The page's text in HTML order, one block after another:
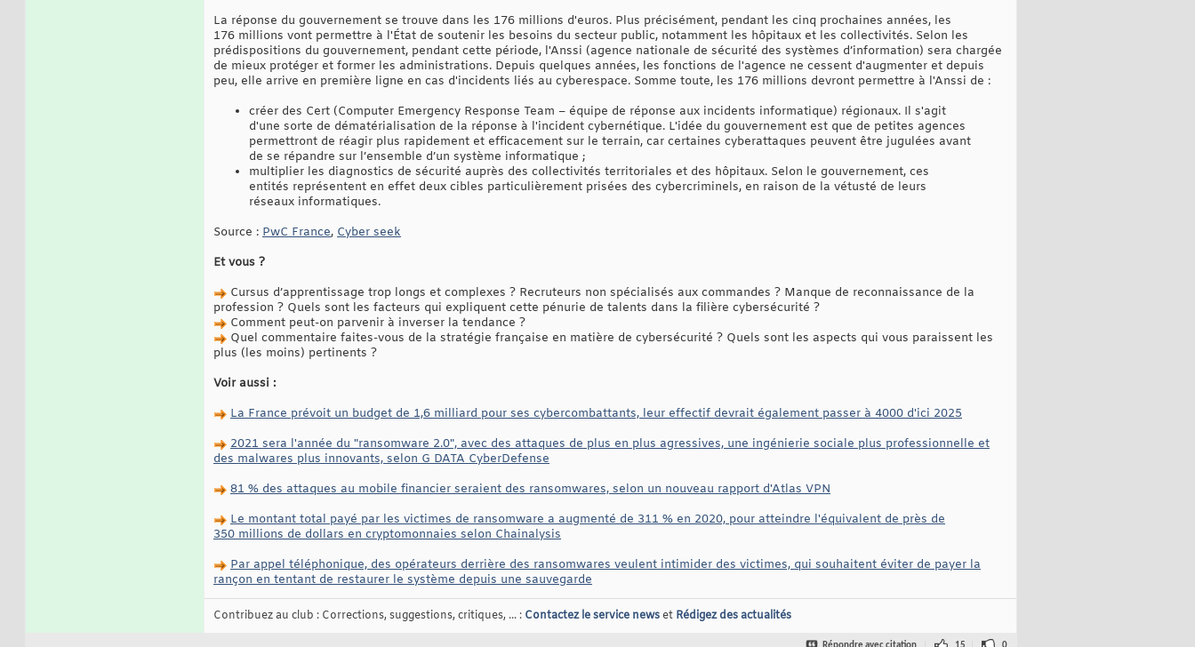
La réponse du gouvernement se trouve dans les 176 millions d'euros. Plus précisément, pendant les cinq prochaines années, les
176 millions vont permettre à l'État de soutenir les besoins du secteur public, notamment les hôpitaux et les collectivités. Selon les
prédispositions du gouvernement, pendant cette période, l'Anssi (agence nationale de sécurité des systèmes d’information) sera chargée
de mieux protéger et former les administrations. Depuis quelques années, les fonctions de l'agence ne cessent d'augmenter et depuis
peu, elle arrive en première ligne en cas d'incidents liés au cyberespace. Somme toute, les 176 millions devront permettre à l'Anssi de :
créer des Cert (Computer Emergency Response Team – équipe de réponse aux incidents informatique) régionaux. Il s'agit
d'une sorte de dématérialisation de la réponse à l'incident cybernétique. L'idée du gouvernement est que de petites agences
permettront de réagir plus rapidement et efficacement sur le terrain, car certaines cyberattaques peuvent être jugulées avant
de se répandre sur l’ensemble d’un système informatique ;
multiplier les diagnostics de sécurité auprès des collectivités territoriales et des hôpitaux. Selon le gouvernement, ces
entités représentent en effet deux cibles particulièrement prisées des cybercriminels, en raison de la vétusté de leurs
réseaux informatiques.
Source : PwC France, Cyber seek
Et vous ?
Cursus d’apprentissage trop longs et complexes ? Recruteurs non spécialisés aux commandes ? Manque de reconnaissance de la
profession ? Quels sont les facteurs qui expliquent cette pénurie de talents dans la filière cybersécurité ?
Comment peut-on parvenir à inverser la tendance ?
Quel commentaire faites-vous de la stratégie française en matière de cybersécurité ? Quels sont les aspects qui vous paraissent les
plus (les moins) pertinents ?
Voir aussi :
La France prévoit un budget de 1,6 milliard pour ses cybercombattants, leur effectif devrait également passer à 4000 d'ici 2025
2021 sera l'année du "ransomware 2.0", avec des attaques de plus en plus agressives, une ingénierie sociale plus professionnelle et
des malwares plus innovants, selon G DATA CyberDefense
81 % des attaques au mobile financier seraient des ransomwares, selon un nouveau rapport d'Atlas VPN
Le montant total payé par les victimes de ransomware a augmenté de 311 % en 2020, pour atteindre l'équivalent de près de
350 millions de dollars en cryptomonnaies selon Chainalysis
Par appel téléphonique, des opérateurs derrière des ransomwares veulent intimider des victimes, qui souhaitent éviter de payer la
rançon en tentant de restaurer le système depuis une sauvegarde
Contribuez au club : Corrections, suggestions, critiques, ... : Contactez le service newset Rédigez des actualités